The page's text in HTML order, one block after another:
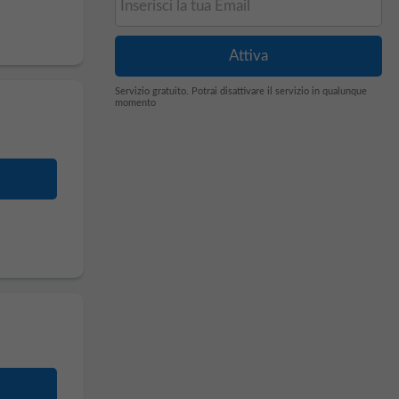
Servizio gratuito. Potrai disattivare il servizio in qualunque
momento